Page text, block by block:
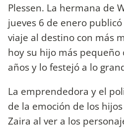
Plessen. La hermana de
jueves 6 de enero
viaje al destino con más
hoy su hijo más
años y lo festejó a lo
La emprendedora y el
de la emoción de los
Zaira al ver a los